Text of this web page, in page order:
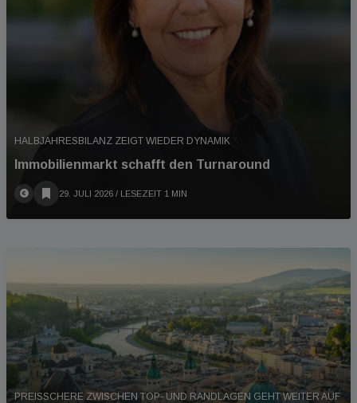
HALBJAHRESBILANZ ZEIGT WIEDER DYNAMIK
Immobilienmarkt schafft den Turnaround
29. JULI 2026 / LESEZEIT 1 MIN
PREISSCHERE ZWISCHEN TOP- UND RANDLAGEN GEHT WEITER AUF